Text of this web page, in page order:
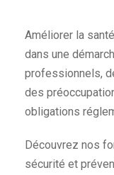
Améliorer la
dans une
professionnels,
des
obligations
Découvrez nos
sécurité et